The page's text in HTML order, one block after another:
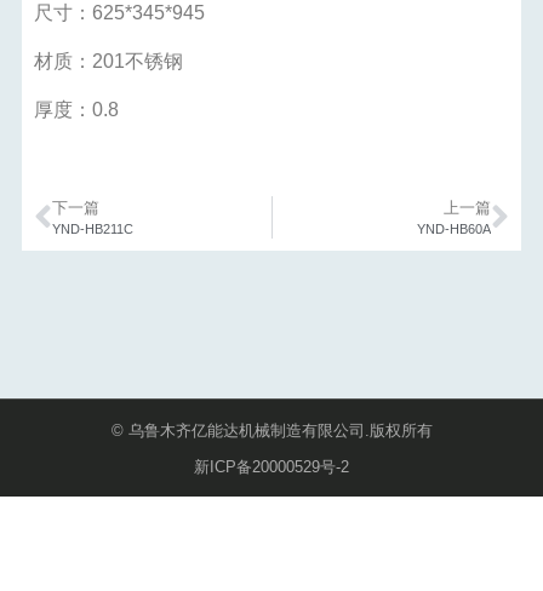
尺寸：625*345*945
材质：201不锈钢
厚度：0.8
下一篇
YND-HB211C
上一篇
YND-HB60A
© 乌鲁木齐亿能达机械制造有限公司.版权所有
新ICP备20000529号-2